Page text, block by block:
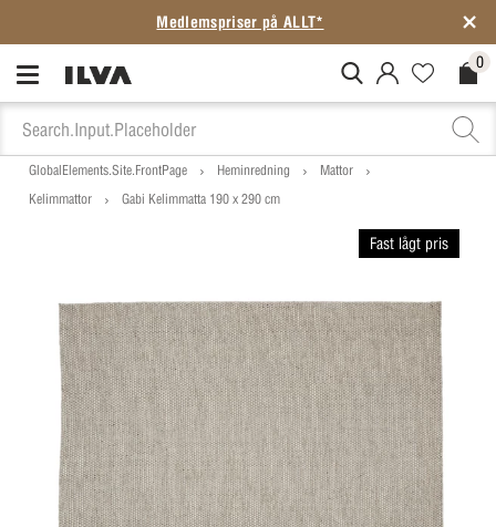
Medlemspriser på ALLT*
MitIlva.Login 0
GlobalElements.Site.FrontPage Heminredning
Mattor
Kelimmattor
Gabi Kelimmatta 190 x 290 cm
Fast lågt pris